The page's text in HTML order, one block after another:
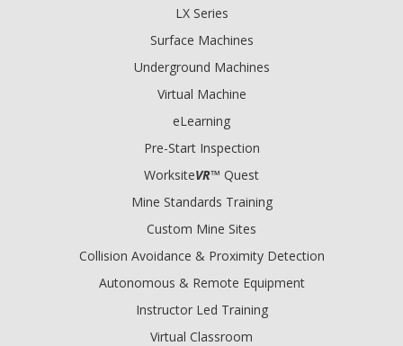
LX Series
Surface Machines
Underground Machines
Virtual Machine
eLearning
Pre-Start Inspection
WorksiteVR™ Quest
Mine Standards Training
Custom Mine Sites
Collision Avoidance & Proximity Detection
Autonomous & Remote Equipment
Instructor Led Training
Virtual Classroom